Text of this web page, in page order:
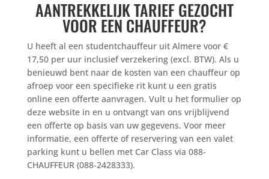
AANTREKKELIJK TARIEF GEZOCHT
VOOR EEN CHAUFFEUR?
U heeft al een studentchauffeur uit Almere voor €
17,50 per uur inclusief verzekering (excl. BTW). Als u
benieuwd bent naar de kosten van een chauffeur op
afroep voor een specifieke rit kunt u een gratis
online een offerte aanvragen. Vult u het formulier op
deze website in en u ontvangt van ons vrijblijvend
een offerte op basis van uw gegevens. Voor meer
informatie, een offerte of reservering van een valet
parking kunt u bellen met Car Class via 088-
CHAUFFEUR (088-2428333).